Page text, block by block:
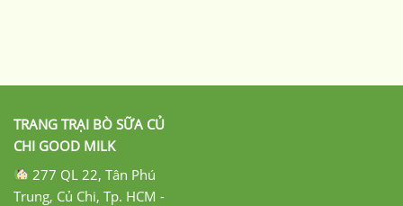
TRANG TRẠI BÒ SỮA CỦ
CHI GOOD MILK
277 QL 22, Tân Phú
Trung, Củ Chi, Tp. HCM -